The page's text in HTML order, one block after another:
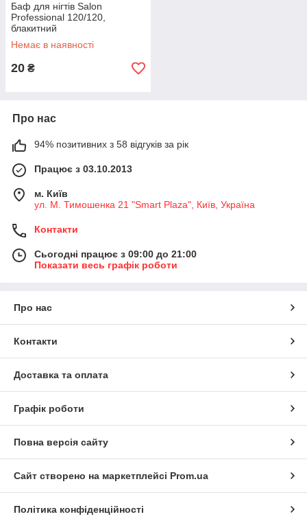
Баф для нігтів Salon
Professional 120/120,
блакитний
Немає в наявності
20 ₴
Про нас
94% позитивних з 58 відгуків за рік
Працює з 03.10.2013
м. Київ
ул. М. Тимошенка 21 "Smart Plaza", Київ, Україна
Контакти
Сьогодні працює з 09:00 до 21:00
Показати весь графік роботи
Про нас
Контакти
Доставка та оплата
Графік роботи
Повна версія сайту
Сайт створено на маркетплейсі Prom.ua
Політика конфіденційності